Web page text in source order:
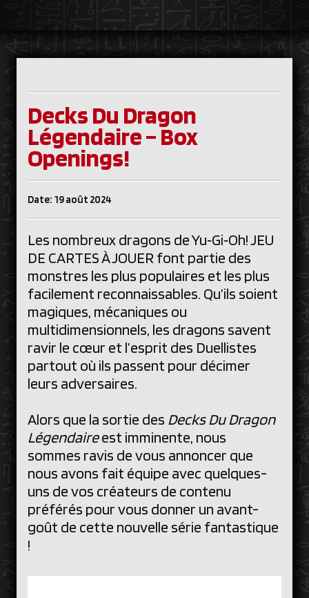
Decks Du Dragon
Légendaire – Box
Openings!
Date: 19 août 2024
Les nombreux dragons de Yu‑Gi‑Oh! JEU
DE CARTES À JOUER font partie des
monstres les plus populaires et les plus
facilement reconnaissables. Qu’ils soient
magiques, mécaniques ou
multidimensionnels, les dragons savent
ravir le cœur et l’esprit des Duellistes
partout où ils passent pour décimer
leurs adversaires.
Alors que la sortie des Decks Du Dragon
Légendaireest imminente, nous
sommes ravis de vous annoncer que
nous avons fait équipe avec quelques-
uns de vos créateurs de contenu
préférés pour vous donner un avant-
goût de cette nouvelle série fantastique
!